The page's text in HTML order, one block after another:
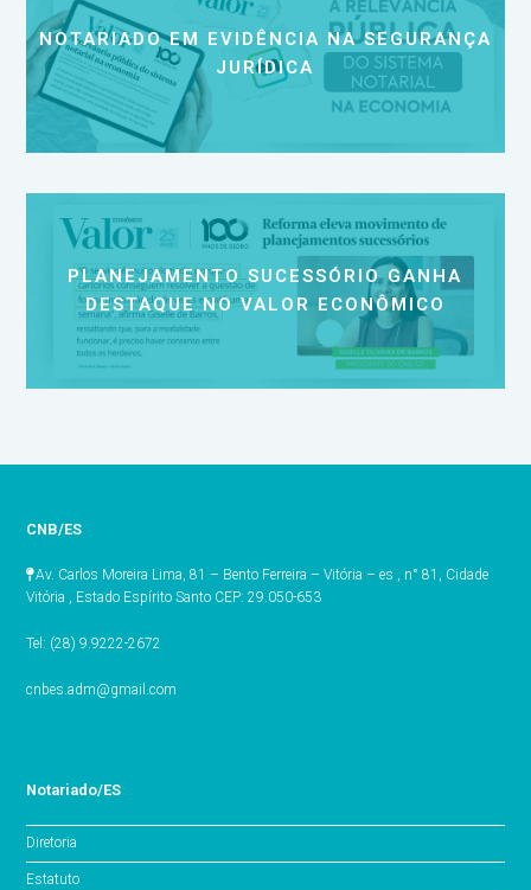
NOTARIADO EM EVIDÊNCIA NA SEGURANÇA
JURÍDICA
PLANEJAMENTO SUCESSÓRIO GANHA
DESTAQUE NO VALOR ECONÔMICO
CNB/ES
Av. Carlos Moreira Lima, 81 – Bento Ferreira – Vitória – es , n° 81, Cidade
Vitória , Estado Espírito Santo CEP: 29.050-653
Tel: (28) 9.9222-2672
cnbes.adm@gmail.com
Notariado/ES
Diretoria
Estatuto